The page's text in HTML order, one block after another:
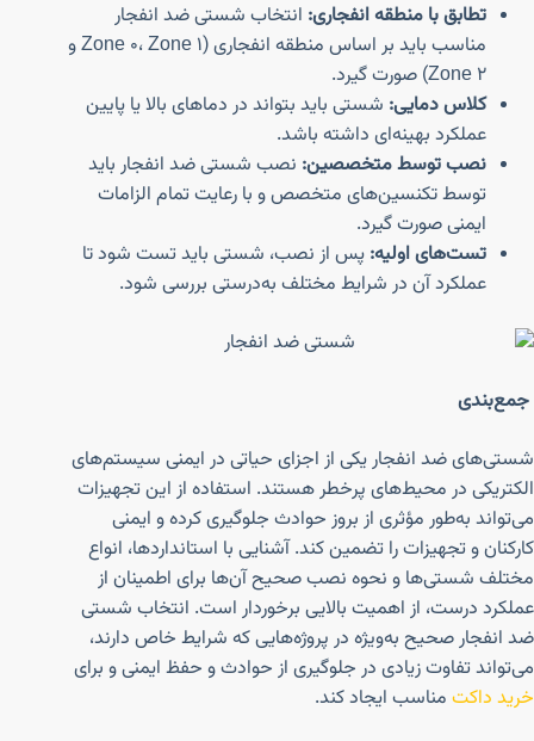
تطابق با منطقه انفجاری: انتخاب شستی ضد انفجار
مناسب باید بر اساس منطقه انفجاری (Zone 0، Zone 1 و
Zone 2) صورت گیرد.
کلاس دمایی: شستی باید بتواند در دماهای بالا یا پایین
عملکرد بهینه‌ای داشته باشد.
نصب توسط متخصصین: نصب شستی ضد انفجار باید
توسط تکنسین‌های متخصص و با رعایت تمام الزامات
ایمنی صورت گیرد.
تست‌های اولیه: پس از نصب، شستی باید تست شود تا
عملکرد آن در شرایط مختلف به‌درستی بررسی شود.
جمع‌بندی
شستی‌های ضد انفجار یکی از اجزای حیاتی در ایمنی سیستم‌های
الکتریکی در محیط‌های پرخطر هستند. استفاده از این تجهیزات
می‌تواند به‌طور مؤثری از بروز حوادث جلوگیری کرده و ایمنی
کارکنان و تجهیزات را تضمین کند. آشنایی با استانداردها، انواع
مختلف شستی‌ها و نحوه نصب صحیح آن‌ها برای اطمینان از
عملکرد درست، از اهمیت بالایی برخوردار است. انتخاب شستی
ضد انفجار صحیح به‌ویژه در پروژه‌هایی که شرایط خاص دارند،
می‌تواند تفاوت زیادی در جلوگیری از حوادث و حفظ ایمنی و برای
خرید داکت مناسب ایجاد کند.